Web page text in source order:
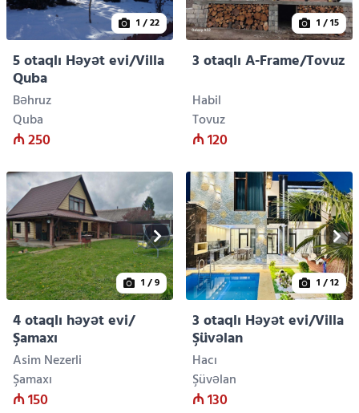
1 / 22
5 otaqlı Həyət evi/Villa
Quba
Bəhruz
Quba
₼ 250
1 / 15
3 otaqlı A-Frame/Tovuz
Habil
Tovuz
₼ 120
1 / 9
4 otaqlı həyət evi/
Şamaxı
Asim Nezerli
Şamaxı
₼ 150
1 / 12
3 otaqlı Həyət evi/Villa
Şüvəlan
Hacı
Şüvəlan
₼ 130